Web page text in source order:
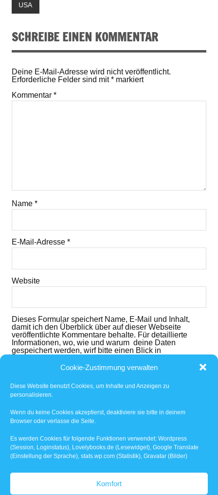
Cookie-Zustimmung verwalten
Diese Website benutzt Cookies, um Inhalte und Anzeigen zu
personalisieren.
Wenn du keine Cookies akzeptierst, deaktiviere sie bitte in deinem
Browser oder verlasse die Seite.
Es werden Cookies für folgende Funktionen verwendet: Wordpress
(Session, Loginstatus), Lovelybooks.de (Lesewidget), Google Translate
(Einstellung der Sprache), stats.wp.com (Statistik), Gravatar (Bilder)
Komfort
USA
SCHREIBE EINEN KOMMENTAR
Deine E-Mail-Adresse wird nicht veröffentlicht.
Erforderliche Felder sind mit* markiert
Kommentar *
Name *
E-Mail-Adresse *
Website
Dieses Formular speichert Name, E-Mail und Inhalt,
damit ich den Überblick über auf dieser Webseite
veröffentlichte Kommentare behalte. Für detaillierte
Informationen, wo, wie und warum deine Daten
gespeichert werden, wirf bitte einen Blick in
Button nimmst du diese zur Kenntnis und akzeptierst
Ich habe dieDatenschutzerklärunggelesen und
akzeptiert.*
via E-Mail.